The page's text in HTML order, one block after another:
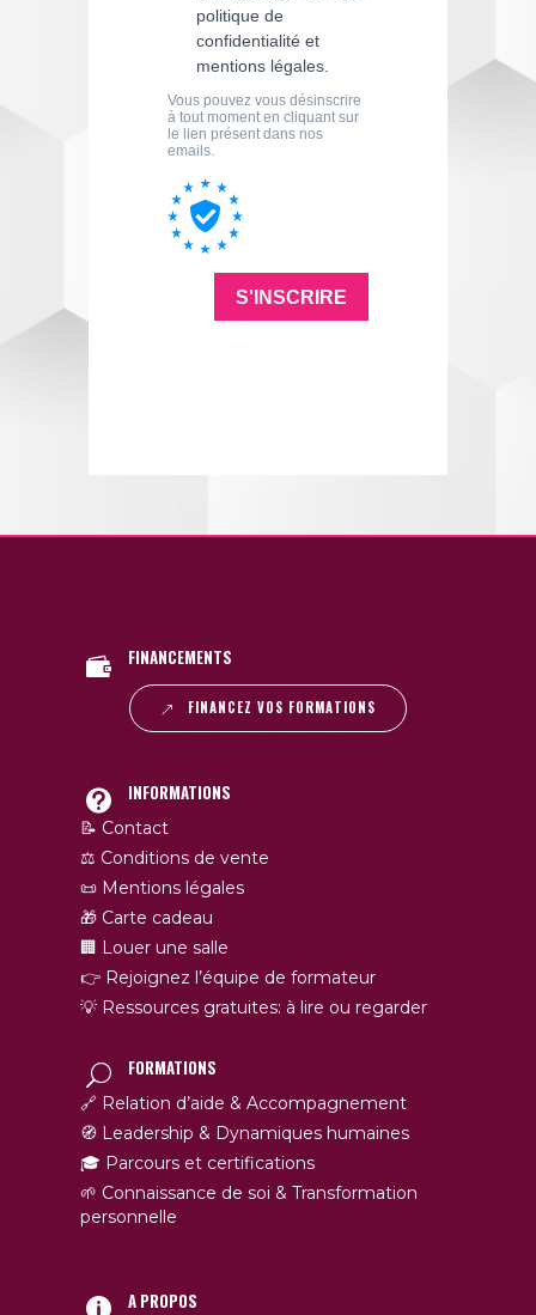
FINANCEMENTS
FINANCEZ VOS FORMATIONS
INFORMATIONS
📝 Contact
⚖️ Conditions de vente
📜 Mentions légales
🎁 Carte cadeau
🏢 Louer une salle
👉 Rejoignez l’équipe de formateur
💡 Ressources gratuites: à lire ou regarder
FORMATIONS
🔗 Relation d’aide & Accompagnement
🧭 Leadership & Dynamiques humaines
🎓 Parcours et certifications
🌱 Connaissance de soi & Transformation
personnelle
A PROPOS